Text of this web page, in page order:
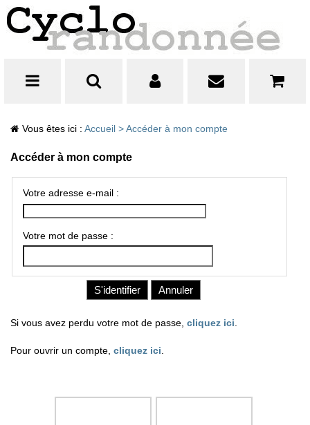
Vous êtes ici : Accueil > Accéder à mon compte
Accéder à mon compte
Votre adresse e-mail :
Votre mot de passe :
Si vous avez perdu votre mot de passe, cliquez ici.
Pour ouvrir un compte, cliquez ici